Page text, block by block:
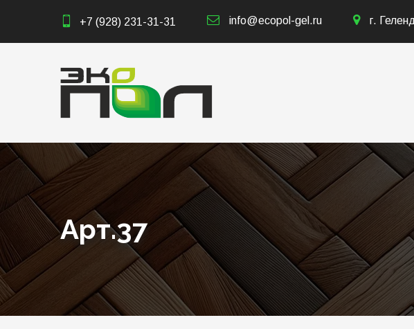
+7 (928) 231-31-31 info@ecopol-gel.ru г.
Арт.37